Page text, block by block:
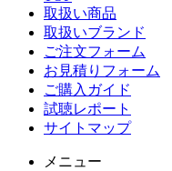
取扱い商品
取扱いブランド
ご注文フォーム
お見積りフォーム
ご購入ガイド
試聴レポート
サイトマップ
メニュー